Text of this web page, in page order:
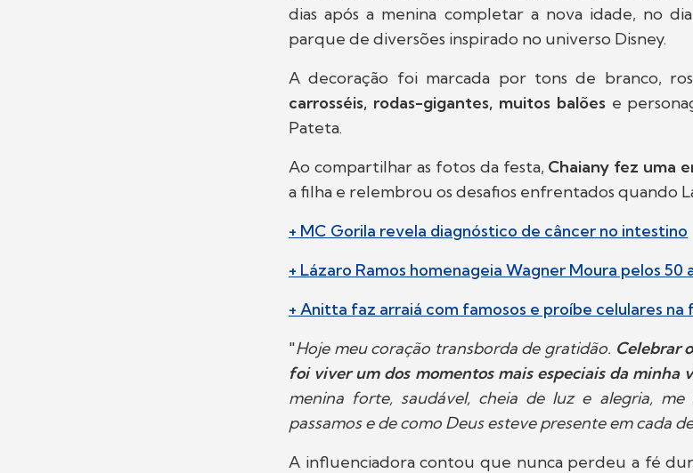
dias após a menina completar a nova idade, no
parque de diversões inspirado no universo Disney.
A decoração foi marcada por tons de branco,
carrosséis, rodas-gigantes, muitos balõese
Pateta.
Ao compartilhar as fotos da festa, Chaiany fez uma
a filha e relembrou os desafios enfrentados quando
+ MC Gorila revela diagnóstico de câncer no intestino
+ Lázaro Ramos homenageia Wagner Moura pelos 50
+ Anitta faz arraiá com famosos e proíbe celulares na
"Hoje meu coração transborda de gratidão. Celebrar
foi viver um dos momentos mais especiais da minha
menina forte, saudável, cheia de luz e alegria,
passamos e de como Deus esteve presente em cada
A influenciadora contou que nunca perdeu a fé